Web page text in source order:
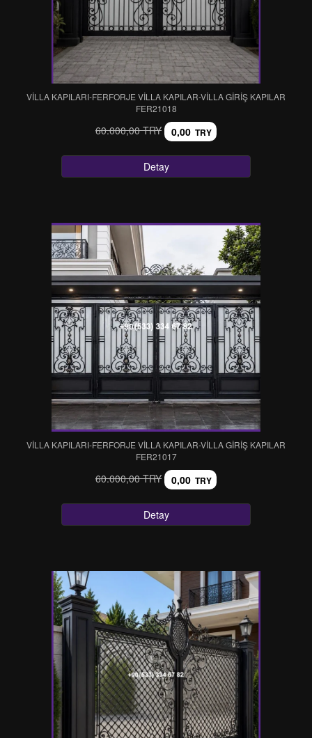
VİLLA KAPILARI-FERFORJE VİLLA KAPILAR-VİLLA GİRİŞ KAPILAR
FER21018
60.000,00 TRY 0,00 TRY
Detay
VİLLA KAPILARI-FERFORJE VİLLA KAPILAR-VİLLA GİRİŞ KAPILAR
FER21017
60.000,00 TRY 0,00 TRY
Detay